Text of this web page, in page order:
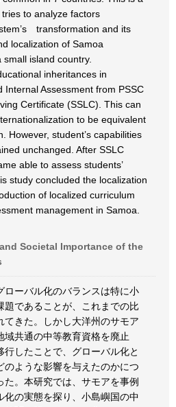
to analyze factors
transformation and its
localization of Samoa
island country.
inheritances in
Internal Assessment from PSSC
Certificate (SSLC). This can
to be equivalent
However, student’s capabilities
unchanged. After SSLC
able to assess students’
study concluded the localization
of localized curriculum
management in Samoa.
Societal Importance of the
ローバル化のバランスは特に小
題であることが、これまでの比
てきた。しかし大洋州のサモア
域共通の中等教育資格を廃止
行したことで、グローバル化と
のような影響を与えたのかにつ
。本研究では、サモアを事例
化の実態を探り、小島嶼国の中